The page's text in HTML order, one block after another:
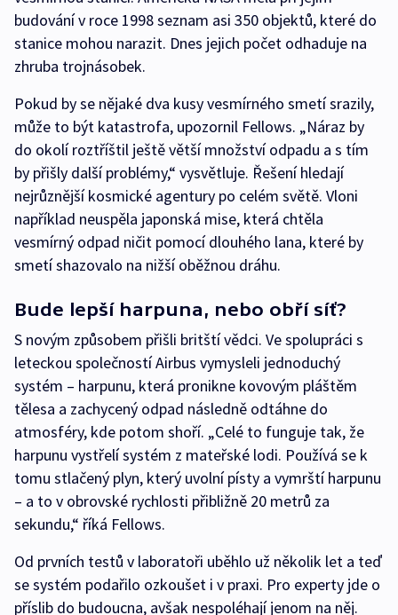
budování v roce 1998 seznam asi 350 objektů, které do
stanice mohou narazit. Dnes jejich počet odhaduje na
zhruba trojnásobek.
Pokud by se nějaké dva kusy vesmírného smetí srazily,
může to být katastrofa, upozornil Fellows. „Náraz by
do okolí roztříštil ještě větší množství odpadu a s tím
by přišly další problémy,“ vysvětluje. Řešení hledají
nejrůznější kosmické agentury po celém světě. Vloni
například neuspěla japonská mise, která chtěla
vesmírný odpad ničit pomocí dlouhého lana, které by
smetí shazovalo na nižší oběžnou dráhu.
Bude lepší harpuna, nebo obří síť?
S novým způsobem přišli britští vědci. Ve spolupráci s
leteckou společností Airbus vymysleli jednoduchý
systém – harpunu, která pronikne kovovým pláštěm
tělesa a zachycený odpad následně odtáhne do
atmosféry, kde potom shoří. „Celé to funguje tak, že
harpunu vystřelí systém z mateřské lodi. Používá se k
tomu stlačený plyn, který uvolní písty a vymrští harpunu
– a to v obrovské rychlosti přibližně 20 metrů za
sekundu,“ říká Fellows.
Od prvních testů v laboratoři uběhlo už několik let a teď
se systém podařilo ozkoušet i v praxi. Pro experty jde o
příslib do budoucna, avšak nespoléhají jenom na něj.